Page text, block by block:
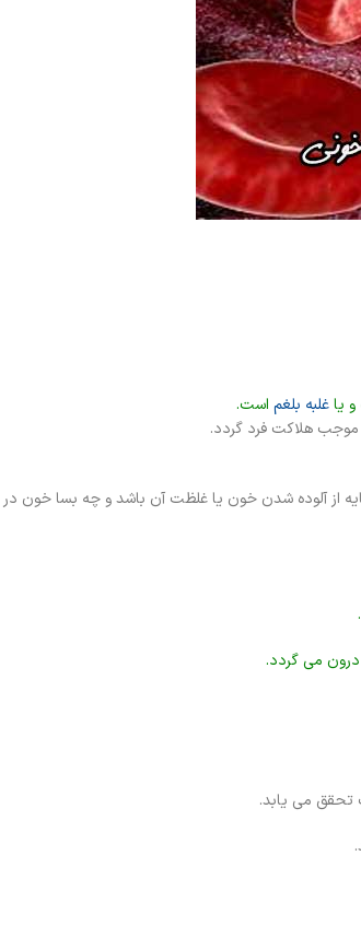
یاغلبه بلغم است.
و موجب هلاکت فرد گردد.
از آلوده شدن خون یا غلظت آن باشد و چه بسا خون در
می گردد.
تحقق می یابد.